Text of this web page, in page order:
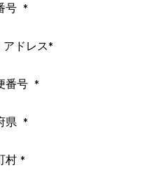
号 *
アドレス*
番号 *
県 *
村 *